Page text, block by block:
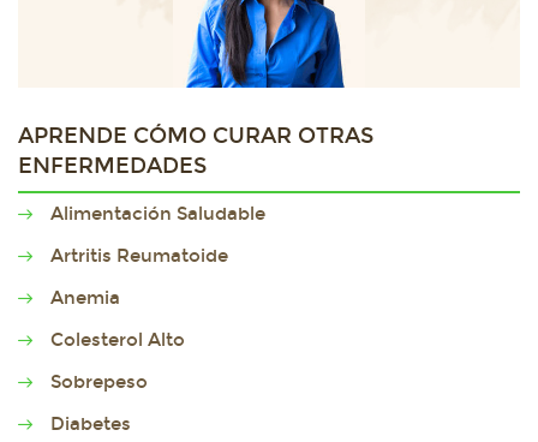
APRENDE CÓMO CURAR OTRAS
ENFERMEDADES
Alimentación Saludable
Artritis Reumatoide
Anemia
Colesterol Alto
Sobrepeso
Diabetes